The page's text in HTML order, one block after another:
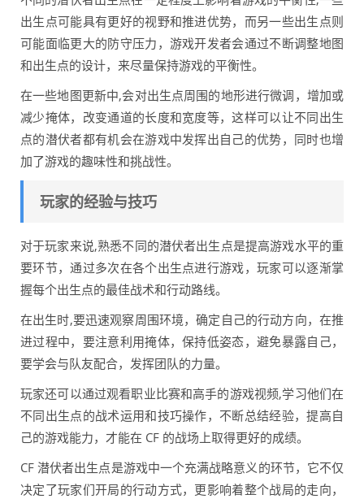
出生点可能具有更好的视野和推进优势，而另一些出生点则
可能面临更大的防守压力，游戏开发者会通过不断调整地图
和出生点的设计，来尽量保持游戏的平衡性。
在一些地图更新中,会对出生点周围的地形进行微调，增加或
减少掩体，改变通道的长度和宽度等，这样可以让不同出生
点的潜伏者都有机会在游戏中发挥出自己的优势，同时也增
加了游戏的趣味性和挑战性。
玩家的经验与技巧
对于玩家来说,熟悉不同的潜伏者出生点是提高游戏水平的重
要环节，通过多次在各个出生点进行游戏，玩家可以逐渐掌
握每个出生点的最佳战术和行动路线。
在出生时,要迅速观察周围环境，确定自己的行动方向，在推
进过程中，要注意利用掩体，保持低姿态，避免暴露自己，
要学会与队友配合，发挥团队的力量。
玩家还可以通过观看职业比赛和高手的游戏视频,学习他们在
不同出生点的战术运用和技巧操作，不断总结经验，提高自
己的游戏能力，才能在 CF 的战场上取得更好的成绩。
CF 潜伏者出生点是游戏中一个充满战略意义的环节，它不仅
决定了玩家们开局的行动方式，更影响着整个战局的走向，